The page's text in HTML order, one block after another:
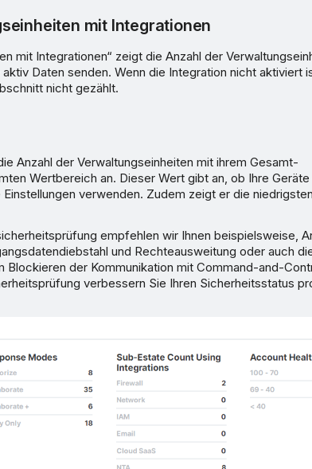
mit Integrationen
mit Integrationen“ zeigt die Anzahl der
Daten senden. Wenn die Integration nicht aktiviert
nicht gezählt.
Anzahl der Verwaltungseinheiten mit ihrem Gesamt-
Wertbereich an. Dieser Wert gibt an, ob Ihre
verwenden. Zudem zeigt er die
empfehlen wir Ihnen beispielsweise,
und Rechteausweitung oder auch
Blockieren der Kommunikation mit Command-and-
verbessern Sie Ihren Sicherheitsstatus